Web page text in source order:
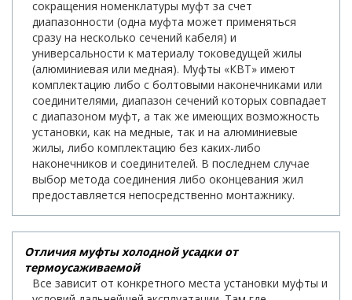
сокращения номенклатуры муфт за счет
диапазонности (одна муфта может применяться
сразу на несколько сечений кабеля) и
универсальности к материалу токоведущей жилы
(алюминиевая или медная). Муфты «КВТ» имеют
комплектацию либо с болтовыми наконечниками или
соединителями, диапазон сечений которых совпадает
с диапазоном муфт, а так же имеющих возможность
установки, как на медные, так и на алюминиевые
жилы, либо комплектацию без каких-либо
наконечников и соединителей. В последнем случае
выбор метода соединения либо оконцевания жил
предоставляется непосредственно монтажнику.
Отличия муфты холодной усадки от
термоусаживаемой
Все зависит от конкретного места установки муфты и